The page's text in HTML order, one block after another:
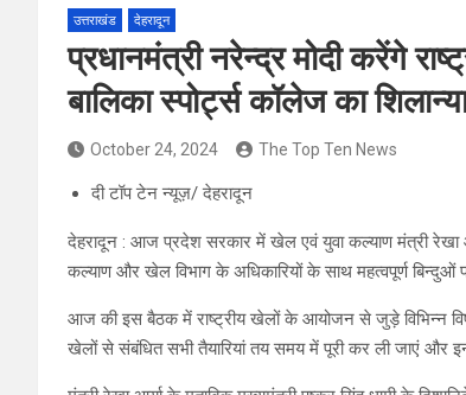
उत्तराखंड देहरादून
प्रधानमंत्री नरेन्द्र मोदी करेंगे
बालिका स्पोर्ट्स कॉलेज का
October 24, 2024 The Top Ten News
दी टॉप टेन न्यूज़/ देहरादून
देहरादून : आज प्रदेश सरकार में खेल एवं युवा कल्याण मंत्री रेखा
कल्याण और खेल विभाग के अधिकारियों के साथ महत्वपूर्ण बिन्दुओं
आज की इस बैठक में राष्ट्रीय खेलों के आयोजन से जुड़े विभिन्न
खेलों से संबंधित सभी तैयारियां तय समय में पूरी कर ली जाएं और